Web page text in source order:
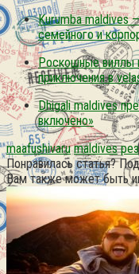
Kurumba maldives
семейного и
Роскошные виллы
приключения в
Dhigali maldives
включено»
maafushivaru maldives
Понравилась статья?
Вам также может быть